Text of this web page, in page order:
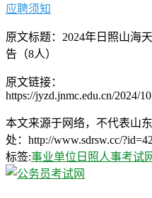
应聘须知
原文标题：2024年日照山海
告（8人）
原文链接：
https://jyzd.jnmc.edu.cn/2024/
本文来源于网络，不代表山
处：http://www.sdrsw.cc/
标签:事业单位 日照人事考试